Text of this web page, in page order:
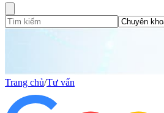
Trang chủ/Tư vấn